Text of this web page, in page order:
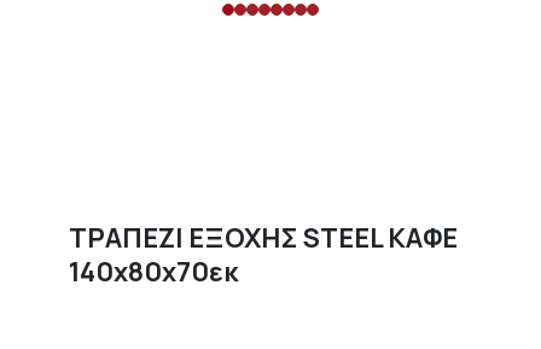
ΤΡΑΠΕΖΙ ΕΞΟΧΗΣ STEEL ΚΑΦΕ
140x80x70εκ